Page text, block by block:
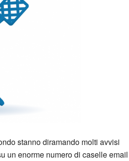
stanno diramando molti avvisi
un enorme numero di caselle email